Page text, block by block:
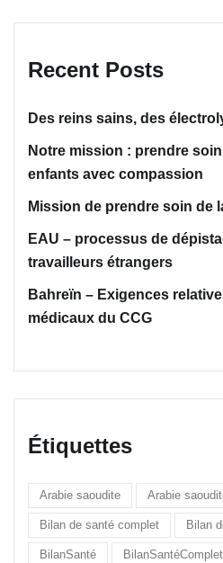
Recent Posts
Des reins sains, des
Notre mission : prendre
enfants avec compassion
Mission de prendre soin de
EAU – processus de
travailleurs étrangers
Bahreïn – Exigences
médicaux du CCG
Étiquettes
Arabie saoudite Arabie
Bilan de santé complet Bilan
BilanSanté BilanSantéComplet